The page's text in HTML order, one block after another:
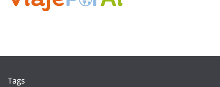
Tags